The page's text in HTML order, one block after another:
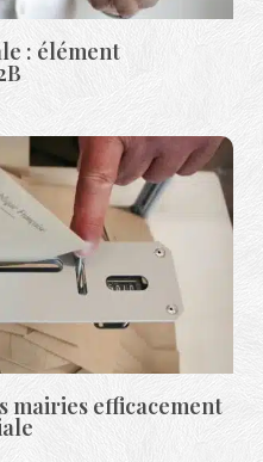
: élément
mairies efficacement